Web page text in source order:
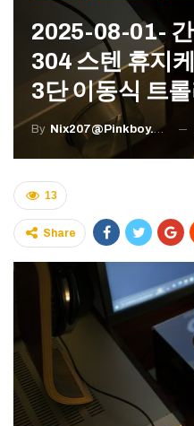
2025-08-01-
304 스텐 휴지
3단 이동식 트롤
By Nix207@pinkboy.org
13
Share